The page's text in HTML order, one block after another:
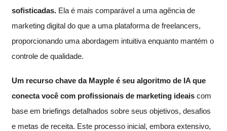
sofisticadas. Ela é mais comparável a uma agência de
marketing digital do que a uma plataforma de freelancers,
proporcionando uma abordagem intuitiva enquanto mantém o
controle de qualidade.
Um recurso chave da Mayple é seu algoritmo de IA que
conecta você com profissionais de marketing ideais com
base em briefings detalhados sobre seus objetivos, desafios
e metas de receita. Este processo inicial, embora extensivo,